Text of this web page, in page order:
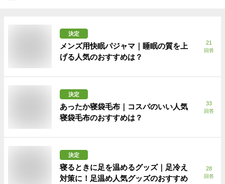
決定
メンズ用快眠パジャマ｜睡眠の質を上
げる人気のおすすめは？
21
回答
決定
あったか寝袋毛布｜コスパのいい人気
寝袋毛布のおすすめは？
33
回答
決定
寝るときに足を温めるグッズ｜足冷え
対策に！足温め人気グッズのおすすめ
28
回答